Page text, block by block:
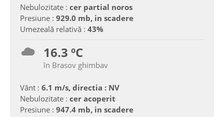
Nebulozitate : cer partial noros
Presiune : 929.0 mb, in scadere
Umezeală relativă : 43%
16.3 ºC
în Brasov ghimbav
Vânt : 6.1 m/s, directia : NV
Nebulozitate : cer acoperit
Presiune : 947.4 mb, in scadere